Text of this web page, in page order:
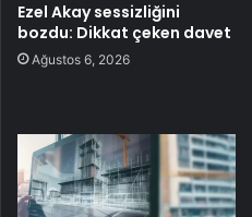
Ezel Akay sessizliğini
bozdu: Dikkat çeken davet
Ağustos 6, 2026